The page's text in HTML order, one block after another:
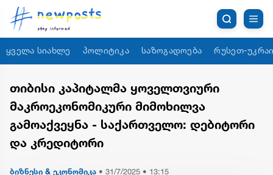
ყველა სიახლე პოლიტიკა საზოგადოება რუსეთ-
თიბისი კაპიტალმა ყოველთვიური
მაკროეკონომიკური მიმოხილვა
გამოაქვეყნა - საქართველო: დებიტორი
და კრედიტორი
ბიზნესი & ეკონომიკა • 31/7/2025 • 13:15